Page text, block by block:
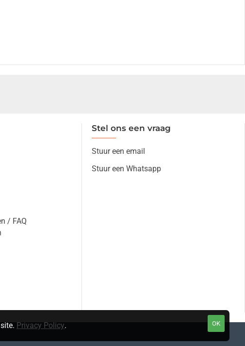
/ FAQ
Stel ons een vraag
Stuur een email
Stuur een Whatsapp
OK
Privacy Policy.